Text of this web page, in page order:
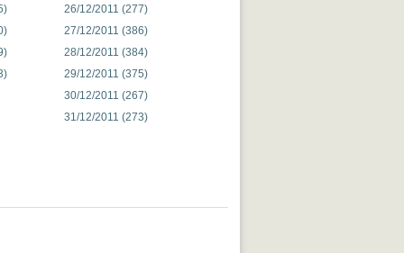
26/12/2011 (277)
27/12/2011 (386)
28/12/2011 (384)
29/12/2011 (375)
30/12/2011 (267)
31/12/2011 (273)